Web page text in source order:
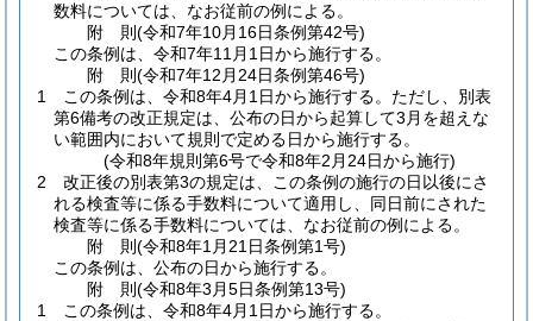
数料については、なお従前の例による。
附 則(令和7年10月16日条例第42号)
この条例は、令和7年11月1日から施行する。
附 則(令和7年12月24日条例第46号)
1
この条例は、令和8年4月1日から施行する。 ただし、別表
第6備考の改正規定は、公布の日から起算して3月を超えな
い範囲内において規則で定める日から施行する。
(令和8年規則第6号で令和8年2月24日から施行)
2
改正後の別表第3の規定は、この条例の施行の日以後にさ
れる検査等に係る手数料について適用し、同日前にされた
検査等に係る手数料については、なお従前の例による。
附 則(令和8年1月21日条例第1号)
この条例は、公布の日から施行する。
附 則(令和8年3月5日条例第13号)
1
この条例は、令和8年4月1日から施行する。